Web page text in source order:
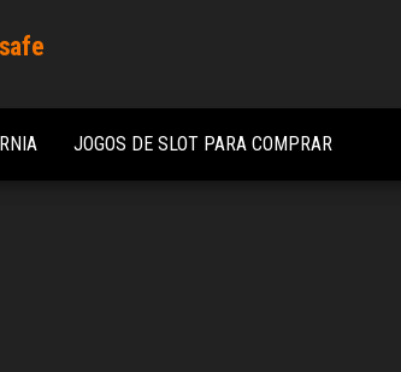
JOGOS DE SLOT PARA COMPRAR